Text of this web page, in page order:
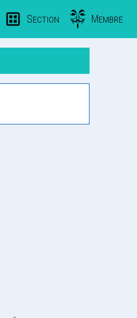
Section Membre